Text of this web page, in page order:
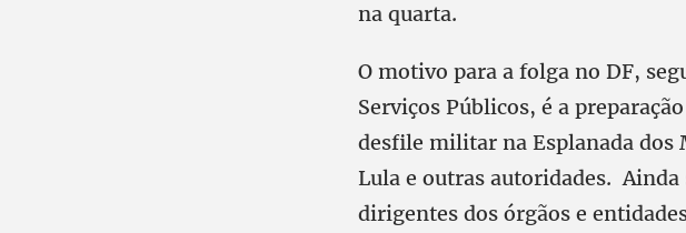
na quarta.
O motivo para a folga no DF,
Serviços Públicos, é a
desfile militar na Esplanada dos
Lula e outras autoridades.
dirigentes dos órgãos e